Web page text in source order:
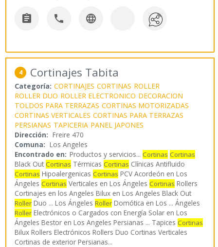
  
4 Cortinajes Tabita
Categoría: CORTINAJES CORTINAS ROLLER
ROLLER DUO ROLLER ELECTRONICO DECORACION
TOLDOS PARA TERRAZAS CORTINAS MOTORIZADAS
CORTINAS VERTICALES CORTINAS PARA TERRAZAS
PERSIANAS TAPICERIA PANEL JAPONES
Dirección: Freire 470
Comuna: Los Angeles
Encontrado en: Productos y servicios... Cortinas Cortinas
Black Out Cortinas Térmicas Cortinas Clínicas Antifluido
Cortinas Hipoalergenicas Cortinas PCV Acordeón en Los
Ángeles Cortinas Verticales en Los Ángeles Cortinas Rollers
Cortinajes en los Angeles Bilux en Los Angeles Black Out
Roller Duo ... Los ÁngelesRoller Domótica en Los ... Ángeles
Roller Electrónicos o Cargados con Energía Solar en Los
Ángeles Bestor en Los Angeles Persianas ... Tapices Cortinas
Bilux Rollers Electrónicos Rollers Duo Cortinas Verticales
Cortinas de exterior Persianas...